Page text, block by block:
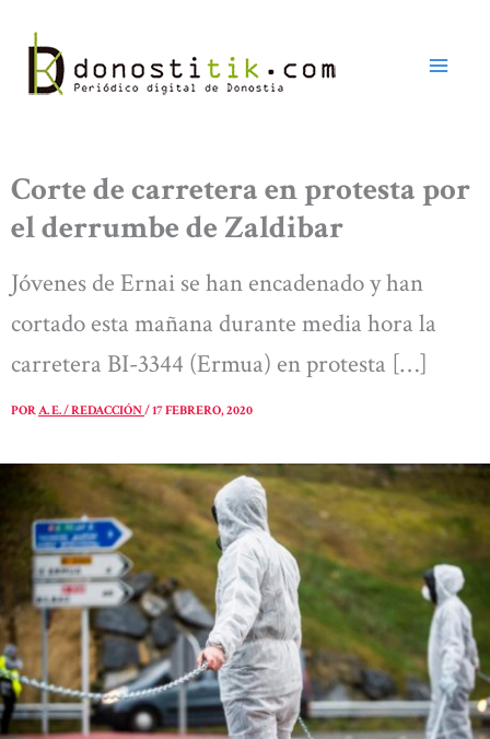
contenido
Corte de carretera en protesta por
el derrumbe de Zaldibar
Jóvenes de Ernai se han encadenado y han
cortado esta mañana durante media hora la
carretera BI-3344 (Ermua) en protesta […]
PORA. E. / REDACCIÓN/17 FEBRERO, 2020